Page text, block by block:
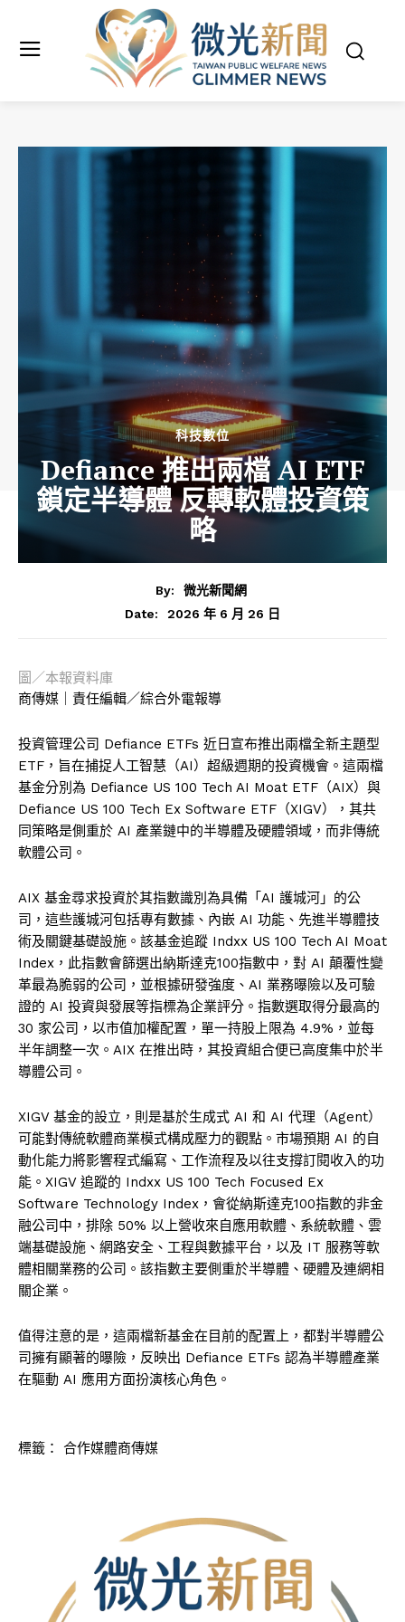
科技數位
Defiance 推出兩檔 AI ETF
鎖定半導體 反轉軟體投資策
略
By:
微光新聞網
Date:
2026 年 6 月 26 日
圖／本報資料庫
商傳媒｜責任編輯／綜合外電報導
投資管理公司 Defiance ETFs 近日宣布推出兩檔全新主題型
ETF，旨在捕捉人工智慧（AI）超級週期的投資機會。這兩檔
基金分別為 Defiance US 100 Tech AI Moat ETF（AIX）與
Defiance US 100 Tech Ex Software ETF（XIGV），其共
同策略是側重於 AI 產業鏈中的半導體及硬體領域，而非傳統
軟體公司。
AIX 基金尋求投資於其指數識別為具備「AI 護城河」的公
司，這些護城河包括專有數據、內嵌 AI 功能、先進半導體技
術及關鍵基礎設施。該基金追蹤 Indxx US 100 Tech AI Moat
Index，此指數會篩選出納斯達克100指數中，對 AI 顛覆性變
革最為脆弱的公司，並根據研發強度、AI 業務曝險以及可驗
證的 AI 投資與發展等指標為企業評分。指數選取得分最高的
30 家公司，以市值加權配置，單一持股上限為 4.9%，並每
半年調整一次。AIX 在推出時，其投資組合便已高度集中於半
導體公司。
XIGV 基金的設立，則是基於生成式 AI 和 AI 代理（Agent）
可能對傳統軟體商業模式構成壓力的觀點。市場預期 AI 的自
動化能力將影響程式編寫、工作流程及以往支撐訂閱收入的功
能。XIGV 追蹤的 Indxx US 100 Tech Focused Ex
Software Technology Index，會從納斯達克100指數的非金
融公司中，排除 50% 以上營收來自應用軟體、系統軟體、雲
端基礎設施、網路安全、工程與數據平台，以及 IT 服務等軟
體相關業務的公司。該指數主要側重於半導體、硬體及連網相
關企業。
值得注意的是，這兩檔新基金在目前的配置上，都對半導體公
司擁有顯著的曝險，反映出 Defiance ETFs 認為半導體產業
在驅動 AI 應用方面扮演核心角色。
標籤： 合作媒體商傳媒